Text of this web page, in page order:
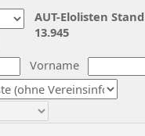
Vorname
AUT-Elolisten
13.945